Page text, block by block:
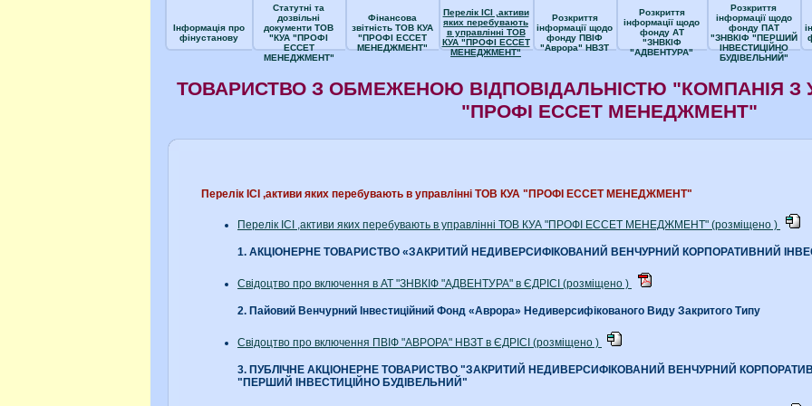
Інформація про
фінустанову
Статутні та
дозвільні
документи ТОВ
"КУА "ПРОФІ
ЕССЕТ
МЕНЕДЖМЕНТ"
Фінансова
звітність ТОВ КУА
"ПРОФІ ЕССЕТ
МЕНЕДЖМЕНТ"
Перелік ІСІ ,активи
яких перебувають
в управлінні ТОВ
КУА "ПРОФІ ЕССЕТ
МЕНЕДЖМЕНТ"
Розкриття
інформації щодо
фонду ПВІФ
"Аврора" НВЗТ
Розкриття
інформації щодо
фонду АТ
"ЗНВКІФ
"АДВЕНТУРА"
Розкриття
інформації щодо
фонду ПАТ
"ЗНВКІФ "ПЕРШИЙ
ІНВЕСТИЦІЙНО
БУДІВЕЛЬНИЙ"
ТОВАРИСТВО З ОБМЕЖЕНОЮ ВІДПОВІДАЛЬНІСТЮ "КОМПАНІЯ З
"ПРОФІ ЕССЕТ МЕНЕДЖМЕНТ"
Перелік ІСІ ,активи яких перебувають в управлінні ТОВ КУА "ПРОФІ ЕССЕТ МЕНЕДЖМЕНТ"
Перелік ІСІ ,активи яких перебувають в управлінні ТОВ КУА "ПРОФІ ЕССЕТ МЕНЕДЖМЕНТ" (розміщено )
1. АКЦІОНЕРНЕ ТОВАРИСТВО «ЗАКРИТИЙ НЕДИВЕРСИФІКОВАНИЙ ВЕНЧУРНИЙ КОРПОРАТИВНИЙ
Свідоцтво про включення в АТ "ЗНВКІФ "АДВЕНТУРА" в ЄДРІСІ (розміщено )
2. Пайовий Венчурний Інвестиційний Фонд «Аврора» Недиверсифікованого Виду Закритого Типу
Свідоцтво про включення ПВІФ "АВРОРА" НВЗТ в ЄДРІСІ (розміщено )
3. ПУБЛІЧНЕ АКЦІОНЕРНЕ ТОВАРИСТВО "ЗАКРИТИЙ НЕДИВЕРСИФІКОВАНИЙ ВЕНЧУРНИЙ
"ПЕРШИЙ ІНВЕСТИЦІЙНО БУДІВЕЛЬНИЙ"